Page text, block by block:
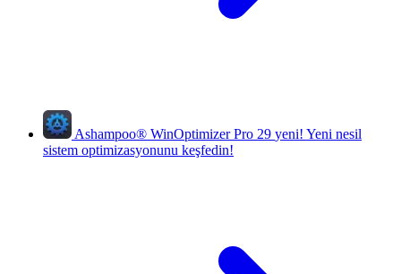
Ashampoo® WinOptimizer Pro 29 yeni! Yeni nesil
sistem optimizasyonunu keşfedin!